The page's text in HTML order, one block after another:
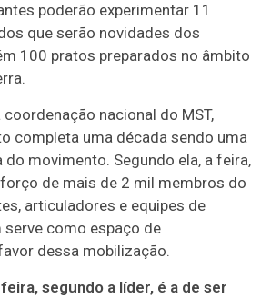
poderão experimentar 11
que serão novidades dos
100 pratos preparados no âmbito
coordenação nacional do MST,
completa uma década sendo uma
do movimento. Segundo ela, a feira,
de mais de 2 mil membros do
articuladores e equipes de
serve como espaço de
dessa mobilização.
segundo a líder, é a de ser